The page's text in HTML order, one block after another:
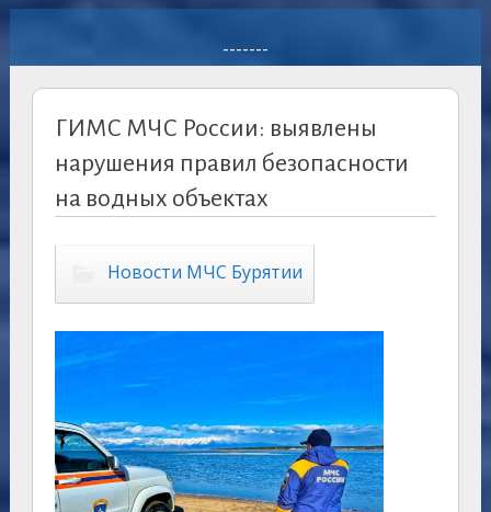
-------
ГИМС МЧС России: выявлены
нарушения правил безопасности
на водных объектах
Новости МЧС Бурятии